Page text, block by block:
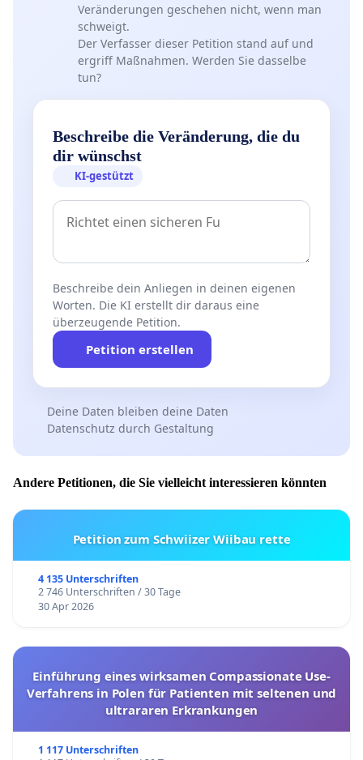
Veränderungen geschehen nicht, wenn man
schweigt.
Der Verfasser dieser Petition stand auf und
ergriff Maßnahmen. Werden Sie dasselbe
tun?
Beschreibe die Veränderung, die du
dir wünschst
KI-gestützt
Beschreibe dein Anliegen in deinen eigenen
Worten. Die KI erstellt dir daraus eine
überzeugende Petition.
Petition erstellen
Deine Daten bleiben deine Daten
Datenschutz durch Gestaltung
Andere Petitionen, die Sie vielleicht interessieren könnten
Petition zum Schwiizer Wiibau rette
4 135 Unterschriften
2 746 Unterschriften / 30 Tage
30 Apr 2026
Einführung eines wirksamen Compassionate Use-
Verfahrens in Polen für Patienten mit seltenen und
ultrararen Erkrankungen
1 117 Unterschriften